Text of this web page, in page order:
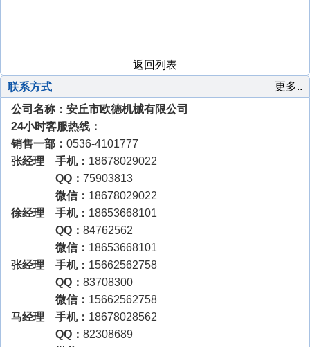
返回列表
更多..
联系方式
公司名称：安丘市欧德机械有限公司
24小时客服热线：
销售一部： 0536-4101777
张经理 手机： 18678029022
QQ： 75903813
微信： 18678029022
徐经理 手机： 18653668101
QQ： 84762562
微信： 18653668101
张经理 手机： 15662562758
QQ： 83708300
微信： 15662562758
马经理 手机： 18678028562
QQ： 82308689